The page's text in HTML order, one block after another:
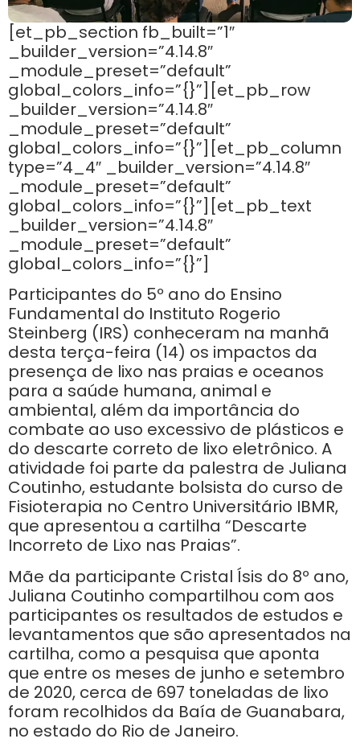
[et_pb_section fb_built=”1″
_builder_version=”4.14.8″
_module_preset=”default”
global_colors_info=”{}”][et_pb_row
_builder_version=”4.14.8″
_module_preset=”default”
global_colors_info=”{}”][et_pb_column
type=”4_4″ _builder_version=”4.14.8″
_module_preset=”default”
global_colors_info=”{}”][et_pb_text
_builder_version=”4.14.8″
_module_preset=”default”
global_colors_info=”{}”]
Participantes do 5º ano do Ensino
Fundamental do Instituto Rogerio
Steinberg (IRS) conheceram na manhã
desta terça-feira (14) os impactos da
presença de lixo nas praias e oceanos
para a saúde humana, animal e
ambiental, além da importância do
combate ao uso excessivo de plásticos e
do descarte correto de lixo eletrônico. A
atividade foi parte da palestra de Juliana
Coutinho, estudante bolsista do curso de
Fisioterapia no Centro Universitário IBMR,
que apresentou a cartilha “Descarte
Incorreto de Lixo nas Praias”.
Mãe da participante Cristal Ísis do 8º ano,
Juliana Coutinho compartilhou com aos
participantes os resultados de estudos e
levantamentos que são apresentados na
cartilha, como a pesquisa que aponta
que entre os meses de junho e setembro
de 2020, cerca de 697 toneladas de lixo
foram recolhidos da Baía de Guanabara,
no estado do Rio de Janeiro.